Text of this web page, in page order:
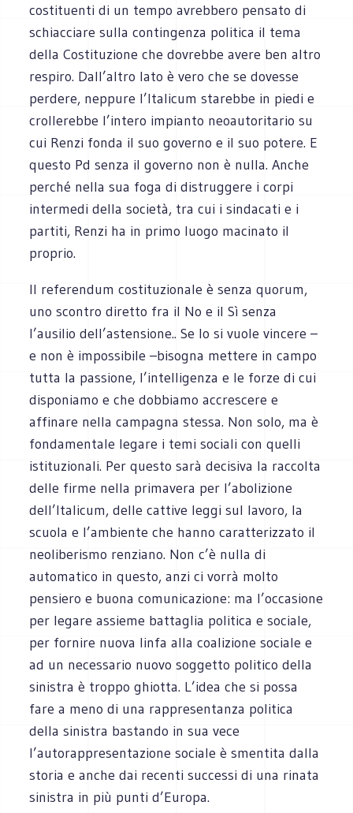
costituenti di un tempo avrebbero pensato di
schiacciare sulla contingenza politica il tema
della Costituzione che dovrebbe avere ben altro
respiro. Dall’altro lato è vero che se dovesse
perdere, neppure l’Italicum starebbe in piedi e
crollerebbe l’intero impianto neoautoritario su
cui Renzi fonda il suo governo e il suo potere. E
questo Pd senza il governo non è nulla. Anche
perché nella sua foga di distruggere i corpi
intermedi della società, tra cui i sindacati e i
partiti, Renzi ha in primo luogo macinato il
proprio.
Il referendum costituzionale è senza quorum,
uno scontro diretto fra il No e il Sì senza
l’ausilio dell’astensione.. Se lo si vuole vincere –
e non è impossibile –bisogna mettere in campo
tutta la passione, l’intelligenza e le forze di cui
disponiamo e che dobbiamo accrescere e
affinare nella campagna stessa. Non solo, ma è
fondamentale legare i temi sociali con quelli
istituzionali. Per questo sarà decisiva la raccolta
delle firme nella primavera per l’abolizione
dell’Italicum, delle cattive leggi sul lavoro, la
scuola e l’ambiente che hanno caratterizzato il
neoliberismo renziano. Non c’è nulla di
automatico in questo, anzi ci vorrà molto
pensiero e buona comunicazione: ma l’occasione
per legare assieme battaglia politica e sociale,
per fornire nuova linfa alla coalizione sociale e
ad un necessario nuovo soggetto politico della
sinistra è troppo ghiotta. L’idea che si possa
fare a meno di una rappresentanza politica
della sinistra bastando in sua vece
l’autorappresentazione sociale è smentita dalla
storia e anche dai recenti successi di una rinata
sinistra in più punti d’Europa.